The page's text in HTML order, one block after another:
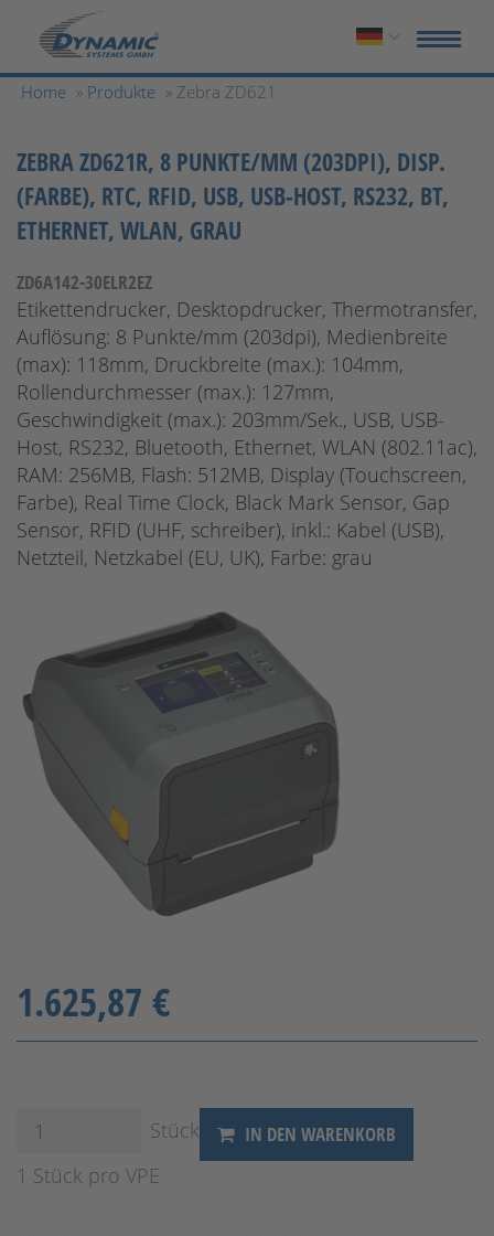
Home » Produkte » Zebra ZD621
ZEBRA ZD621R, 8 PUNKTE/MM (203DPI), DISP.
(FARBE), RTC, RFID, USB, USB-HOST, RS232, BT,
ETHERNET, WLAN, GRAU
ZD6A142-30ELR2EZ
Etikettendrucker, Desktopdrucker, Thermotransfer,
Auflösung: 8 Punkte/mm (203dpi), Medienbreite
(max): 118mm, Druckbreite (max.): 104mm,
Rollendurchmesser (max.): 127mm,
Geschwindigkeit (max.): 203mm/Sek., USB, USB-
Host, RS232, Bluetooth, Ethernet, WLAN (802.11ac),
RAM: 256MB, Flash: 512MB, Display (Touchscreen,
Farbe), Real Time Clock, Black Mark Sensor, Gap
Sensor, RFID (UHF, schreiber), inkl.: Kabel (USB),
Netzteil, Netzkabel (EU, UK), Farbe: grau
1.625,87 €
Stück IN DEN WARENKORB
1 Stück pro VPE